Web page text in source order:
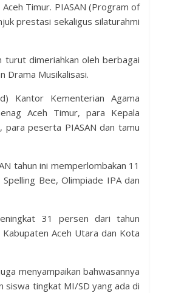
Timur. PIASAN (Program of
prestasi sekaligus silaturahmi
turut dimeriahkan oleh berbagai
Drama Musikalisasi.
Kantor Kementerian Agama
Aceh Timur, para Kepala
para peserta PIASAN dan tamu
tahun ini memperlombakan 11
Bee, Olimpiade IPA dan
31 persen dari tahun
Aceh Utara dan Kota
menyampaikan bahwasannya
siswa tingkat MI/SD yang ada di